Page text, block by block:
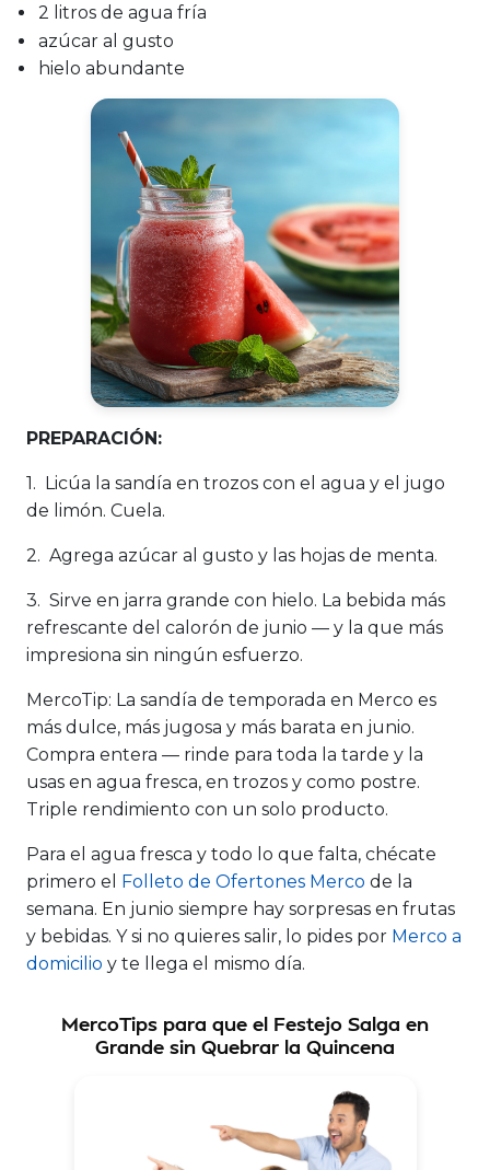
2 litros de agua fría
azúcar al gusto
hielo abundante
PREPARACIÓN:
1. Licúa la sandía en trozos con el agua y el jugo
de limón. Cuela.
2. Agrega azúcar al gusto y las hojas de menta.
3. Sirve en jarra grande con hielo. La bebida más
refrescante del calorón de junio — y la que más
impresiona sin ningún esfuerzo.
MercoTip: La sandía de temporada en Merco es
más dulce, más jugosa y más barata en junio.
Compra entera — rinde para toda la tarde y la
usas en agua fresca, en trozos y como postre.
Triple rendimiento con un solo producto.
Para el agua fresca y todo lo que falta, chécate
primero el
Folleto de Ofertones Merco de la
semana. En junio siempre hay sorpresas en frutas
y bebidas. Y si no quieres salir, lo pides por Merco a
domicilio y te llega el mismo día.
MercoTips para que el Festejo Salga en
Grande sin Quebrar la Quincena